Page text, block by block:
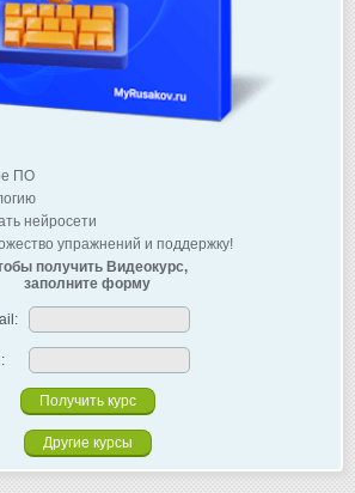
ПО
нейросети
упражнений и поддержку!
получить Видеокурс,
заполните форму
Другие курсы